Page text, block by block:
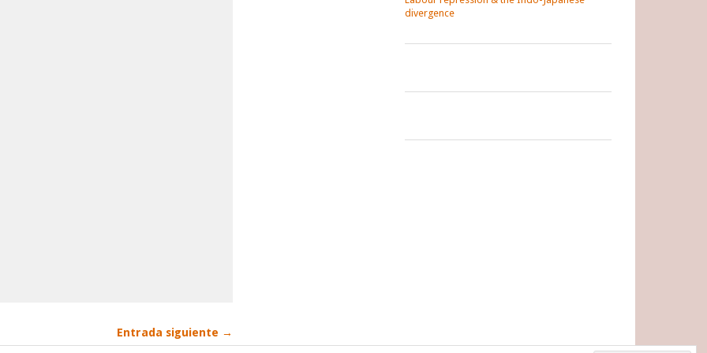
Entrada siguiente →
divergence